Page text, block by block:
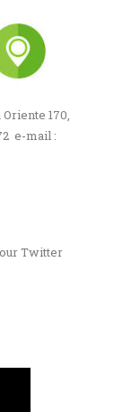
170,
e-mail :
Twitter